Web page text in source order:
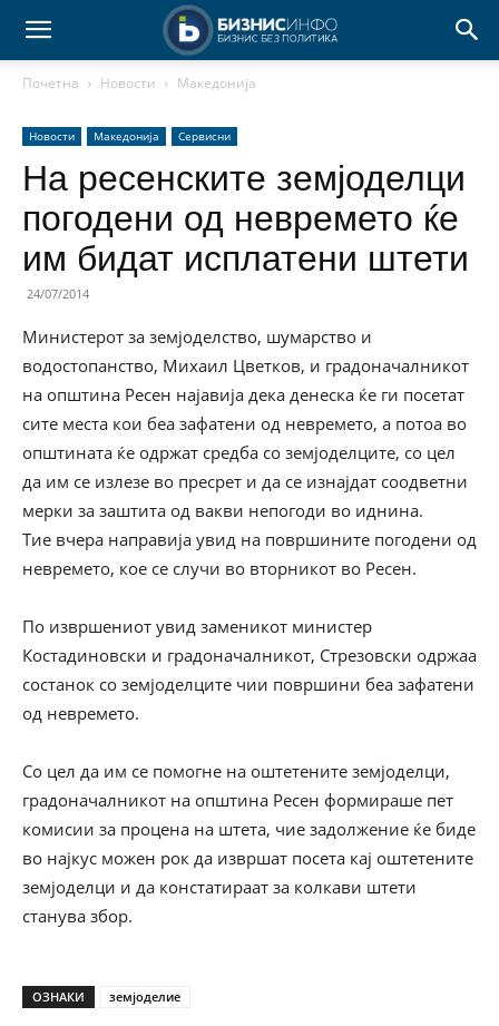
Почетна Новости Македонија
Новости Македонија Сервисни
На ресенските земјоделци
погодени од невремето ќе
им бидат исплатени штети
24/07/2014
Министерот за земјоделство, шумарство и
водостопанство, Михаил Цветков, и градоначалникот
на општина Ресен најавија дека денеска ќе ги посетат
сите места кои беа зафатени од невремето, а потоа во
општината ќе одржат средба со земјоделците, со цел
да им се излезе во пресрет и да се изнајдат соодветни
мерки за заштита од вакви непогоди во иднина.
Тие вчера направија увид на површините погодени од
невремето, кое се случи во вторникот во Ресен.
По извршениот увид заменикот министер
Костадиновски и градоначалникот, Стрезовски одржаа
состанок со земјоделците чии површини беа зафатени
од невремето.
Со цел да им се помогне на оштетените земјоделци,
градоначалникот на општина Ресен формираше пет
комисии за процена на штета, чие задолжение ќе биде
во најкус можен рок да извршат посета кај оштетените
земјоделци и да констатираат за колкави штети
станува збор.
ОЗНАКИ земјоделие